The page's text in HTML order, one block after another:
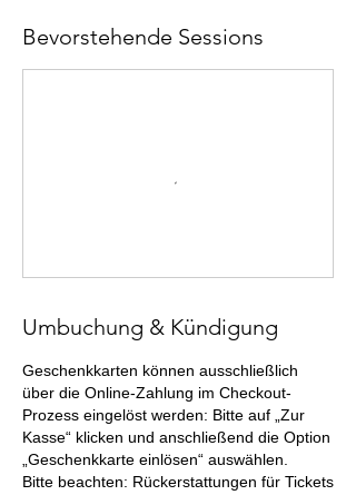
Bevorstehende Sessions
Umbuchung & Kündigung
Geschenkkarten können ausschließlich
über die Online-Zahlung im Checkout-
Prozess eingelöst werden: Bitte auf „Zur
Kasse“ klicken und anschließend die Option
„Geschenkkarte einlösen“ auswählen.
Bitte beachten: Rückerstattungen für Tickets